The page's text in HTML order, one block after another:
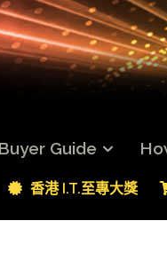
Buyer Guide
香港 I.T.至專大獎